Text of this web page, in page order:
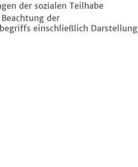
der sozialen Teilhabe
der
einschließlich Darstellung